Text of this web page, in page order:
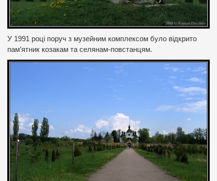
У 1991 році поруч з музейним комплексом було відкрито
пам’ятник козакам та селянам-повстанцям.